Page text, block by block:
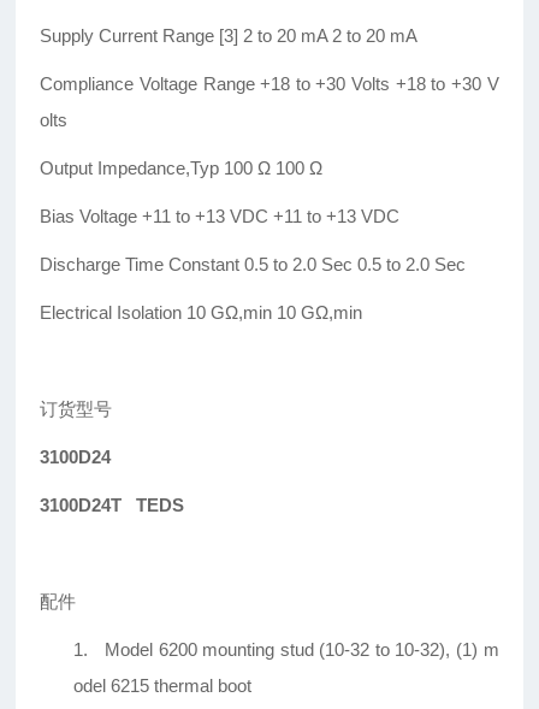
Supply Current Range [3] 2 to 20 mA 2 to 20 mA
Compliance Voltage Range +18 to +30 Volts +18 to +30 V
olts
Output Impedance,Typ 100 Ω 100 Ω
Bias Voltage +11 to +13 VDC +11 to +13 VDC
Discharge Time Constant 0.5 to 2.0 Sec 0.5 to 2.0 Sec
Electrical Isolation 10 GΩ,min 10 GΩ,min
订货型号
3100D24
3100D24T TEDS
配件
1.
Model 6200 mounting stud (10-32 to 10-32), (1) m
odel 6215 thermal boot